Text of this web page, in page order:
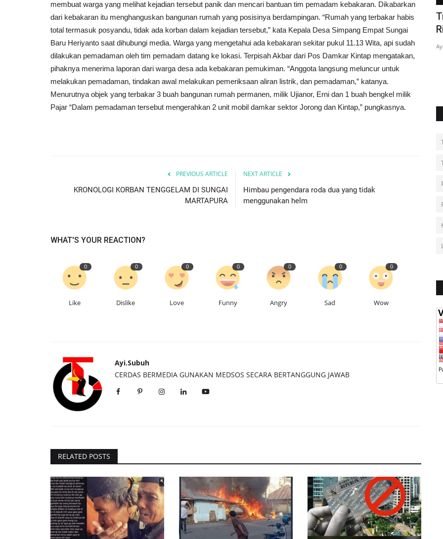
membuat warga yang melihat kejadian tersebut panik dan mencari bantuan tim pemadam kebakaran. Dikabarkan
dari kebakaran itu menghanguskan bangunan rumah yang posisinya berdampingan. “Rumah yang terbakar habis
total termasuk posyandu, tidak ada korban dalam kejadian tersebut,” kata Kepala Desa Simpang Empat Sungai
Baru Heriyanto saat dihubungi media. Warga yang mengetahui ada kebakaran sekitar pukul 11.13 Wita, api sudah
dilakukan pemadaman oleh tim pemadam datang ke lokasi. Terpisah Akbar dari Pos Damkar Kintap mengatakan,
pihaknya menerima laporan dari warga desa ada kebakaran pemukiman. “Anggota langsung meluncur untuk
melakukan pemadaman, tindakan awal melakukan pemeriksaan aliran listrik, dan pemadaman,” katanya.
Menurutnya objek yang terbakar 3 buah bangunan rumah permanen, milik Ujianor, Erni dan 1 buah bengkel milik
Pajar “Dalam pemadaman tersebut mengerahkan 2 unit mobil damkar sektor Jorong dan Kintap,” pungkasnya.
PREVIOUS ARTICLE
KRONOLOGI KORBAN TENGGELAM DI SUNGAI
MARTAPURA
NEXT ARTICLE
Himbau pengendara roda dua yang tidak
menggunakan helm
WHAT'S YOUR REACTION?
0
Like
0
Dislike
0
Love
0
Funny
0
Angry
0
Sad
0
Wow
Ayi.Subuh
CERDAS BERMEDIA GUNAKAN MEDSOS SECARA BERTANGGUNG JAWAB
RELATED POSTS
CCTV Masuk
Insiden Keponakan Membacok
Pamannya Sendiri Terjadi Di...
Fadli Dec 19, 2023 0 46
Karena tidak terima, H cekcok mulut dengan R dan
kemudian terjadi perkelahian menggunakan...
Truk Ban 14 Terbalik di Jalan Tjilik
Riwut Km 10 Palangka...
Ayi.Subuh Dec 6, 2023 0 71